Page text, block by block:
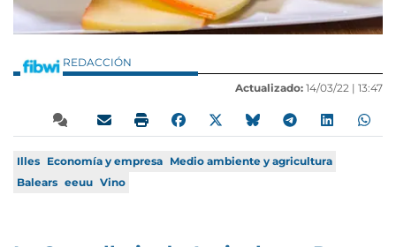
REDACCIÓN
Actualizado: 14/03/22 | 13:47
Illes Economía y empresa Medio ambiente y agricultura
Balears eeuu Vino